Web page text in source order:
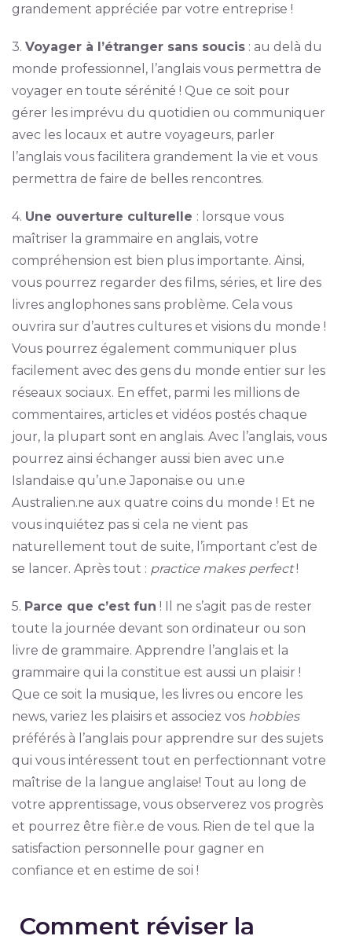
grandement appréciée par votre entreprise !
3. Voyager à l’étranger sans soucis: au delà du
monde professionnel, l’anglais vous permettra de
voyager en toute sérénité ! Que ce soit pour
gérer les imprévu du quotidien ou communiquer
avec les locaux et autre voyageurs, parler
l’anglais vous facilitera grandement la vie et vous
permettra de faire de belles rencontres.
4. Une ouverture culturelle : lorsque vous
maîtriser la grammaire en anglais, votre
compréhension est bien plus importante. Ainsi,
vous pourrez regarder des films, séries, et lire des
livres anglophones sans problème. Cela vous
ouvrira sur d’autres cultures et visions du monde !
Vous pourrez également communiquer plus
facilement avec des gens du monde entier sur les
réseaux sociaux. En effet, parmi les millions de
commentaires, articles et vidéos postés chaque
jour, la plupart sont en anglais. Avec l’anglais, vous
pourrez ainsi échanger aussi bien avec un.e
Islandais.e qu’un.e Japonais.e ou un.e
Australien.ne aux quatre coins du monde ! Et ne
vous inquiétez pas si cela ne vient pas
naturellement tout de suite, l’important c’est de
se lancer. Après tout : practice makes perfect!
5. Parce que c’est fun ! Il ne s’agit pas de rester
toute la journée devant son ordinateur ou son
livre de grammaire. Apprendre l’anglais et la
grammaire qui la constitue est aussi un plaisir !
Que ce soit la musique, les livres ou encore les
news, variez les plaisirs et associez vos hobbies
préférés à l’anglais pour apprendre sur des sujets
qui vous intéressent tout en perfectionnant votre
maîtrise de la langue anglaise! Tout au long de
votre apprentissage, vous observerez vos progrès
et pourrez être fièr.e de vous. Rien de tel que la
satisfaction personnelle pour gagner en
confiance et en estime de soi !
Comment réviser la